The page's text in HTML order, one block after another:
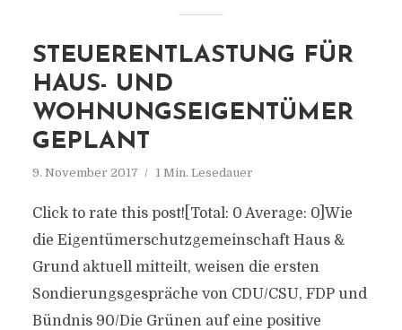
STEUERENTLASTUNG FÜR
HAUS- UND
WOHNUNGSEIGENTÜMER
GEPLANT
9. November 2017 1 Min. Lesedauer
Click to rate this post![Total: 0 Average: 0]Wie
die Eigentümerschutzgemeinschaft Haus &
Grund aktuell mitteilt, weisen die ersten
Sondierungsgespräche von CDU/CSU, FDP und
Bündnis 90/Die Grünen auf eine positive